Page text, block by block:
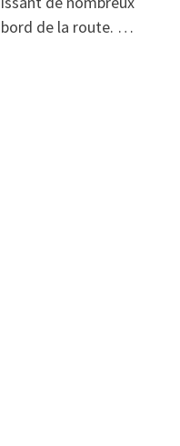
bord de la route. …